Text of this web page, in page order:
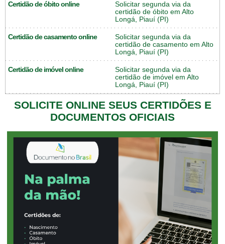
Certidão de óbito online
Solicitar segunda via da
certidão de óbito em Alto
Longá, Piauí (PI)
Certidão de casamento online
Solicitar segunda via da
certidão de casamento em Alto
Longá, Piauí (PI)
Certidão de imóvel online
Solicitar segunda via da
certidão de imóvel em Alto
Longá, Piauí (PI)
SOLICITE ONLINE SEUS CERTIDÕES E
DOCUMENTOS OFICIAIS